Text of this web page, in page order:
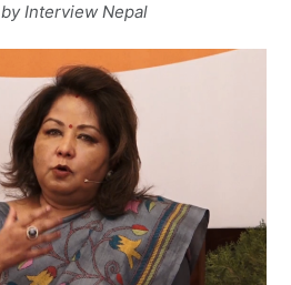
byInterview Nepal